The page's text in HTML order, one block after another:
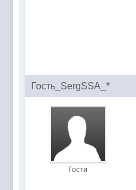
Гость_SergSSA_*
Гости